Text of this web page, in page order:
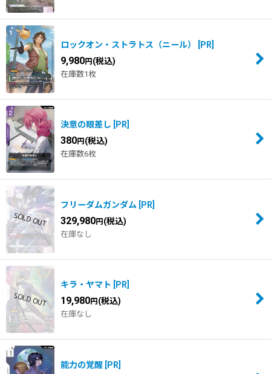
ロックオン・ストラトス（ニール） PR
9,980円 (税込)
在庫数1枚
決意の眼差し PR
380円 (税込)
在庫数6枚
フリーダムガンダム PR
329,980円 (税込)
在庫なし
キラ・ヤマト PR
19,980円 (税込)
在庫なし
能力の覚醒 PR